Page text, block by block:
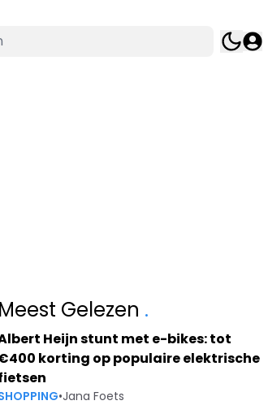
Meest Gelezen .
Heijn stunt met e-bikes: tot
korting op populaire elektrische
•Jana Foets